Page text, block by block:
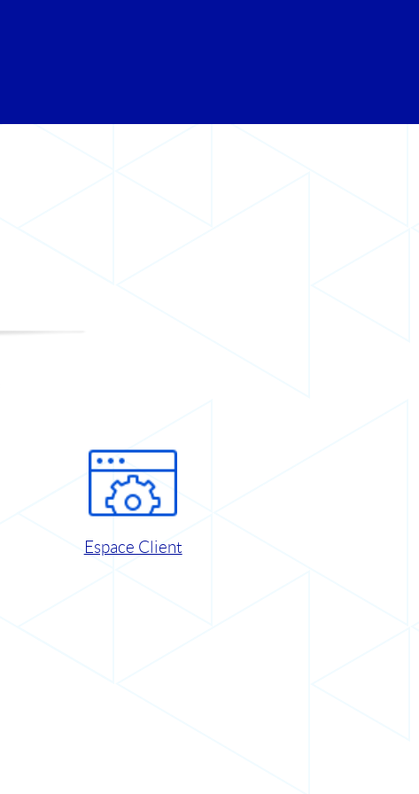
Espace Client